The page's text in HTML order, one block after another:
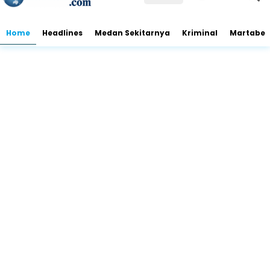
Home Headlines Medan Sekitarnya Kriminal Martabe